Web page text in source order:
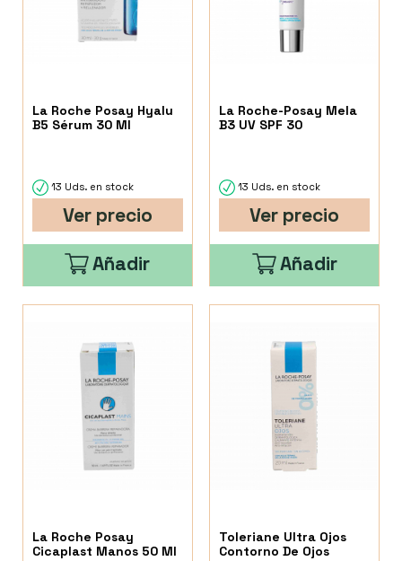
La Roche Posay Hyalu
B5 Sérum 30 Ml
13 Uds. en stock
Ver precio
Añadir
La Roche-Posay Mela
B3 UV SPF 30
13 Uds. en stock
Ver precio
Añadir
La Roche Posay
Cicaplast Manos 50 Ml
Toleriane Ultra Ojos
Contorno De Ojos